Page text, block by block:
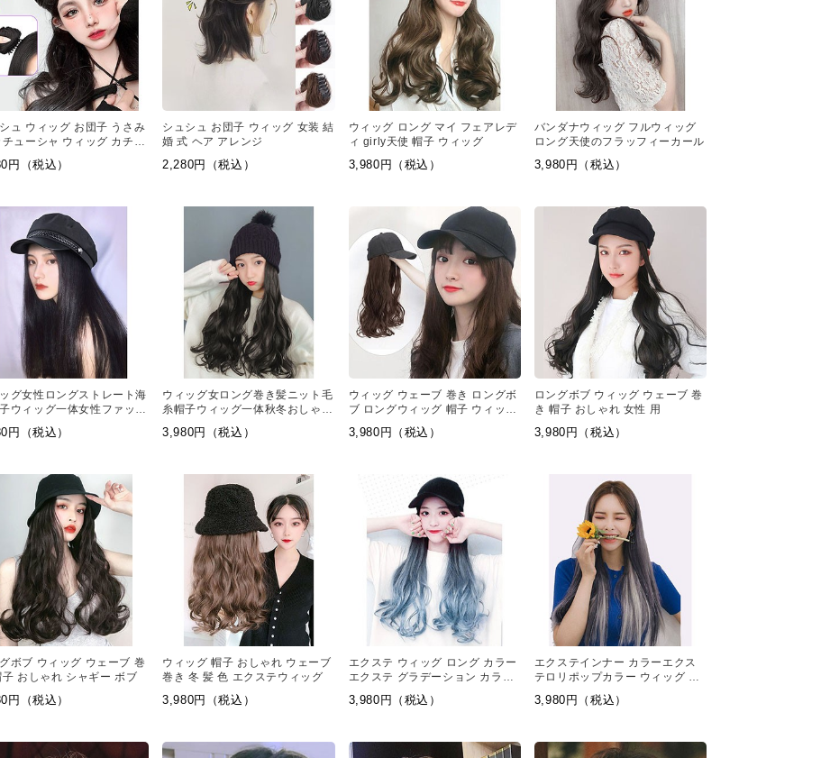
ュ ウィッグ お団子 うさみ
チューシャ ウィッグ カチュ
ャ ポイント ウィッグ
円（税込）
シュシュ お団子 ウィッグ 女装 結
婚 式 ヘア アレンジ
2,280円（税込）
ウィッグ ロング マイ フェアレデ
ィ girly天使 帽子 ウィッグ
3,980円（税込）
バンダナウィッグ フルウィッグ
ロング天使のフラッフィーカール
3,980円（税込）
グ女性ロングストレート海
ウィッグ一体女性ファッシ
ネット赤黒ロングストレート
ットマーメイドロングウェ
円（税込）
ウィッグ女ロング巻き髪ニット毛
糸帽子ウィッグ一体秋冬おしゃれ
大波ウィッグ
3,980円（税込）
ウィッグ ウェーブ 巻き ロングボ
ブ ロングウィッグ 帽子 ウィッグ
女装 ウィッグ
3,980円（税込）
ロングボブ ウィッグ ウェーブ 巻
き 帽子 おしゃれ 女性 用
3,980円（税込）
ボブ ウィッグ ウェーブ 巻
子 おしゃれ シャギー ボブ
円（税込）
ウィッグ 帽子 おしゃれ ウェーブ
巻き 冬 髪 色 エクステウィッグ
3,980円（税込）
エクステ ウィッグ ロング カラー
エクステ グラデーション カラー
ウェーブ 巻き帽子 おしゃれ
3,980円（税込）
エクステインナー カラーエクス
テロリポップカラー ウィッグ 計
算されたボブスタイル
3,980円（税込）